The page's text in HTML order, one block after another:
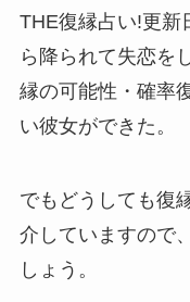
THE復縁占い!更新
ら降られて失恋を
縁の可能性・確率
い彼女ができた。
でもどうしても復
介していますので
しょう。